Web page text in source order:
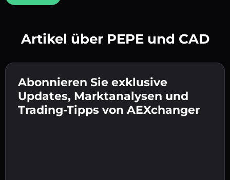
Gib deine Krypto-Wallet-Adresse ein 👉 fahre
mit dem nächsten Schritt fort.
Bestätige deine Identität 👉 fahre mit dem
letzten Schritt fort.
Sende die Einzahlung 👉 erhalte Krypto oder
Fiat in deiner Wallet.
Artikel über PEPE und CAD
Abonnieren Sie exklusive
Updates, Marktanalysen und
Trading-Tipps von AEXchanger